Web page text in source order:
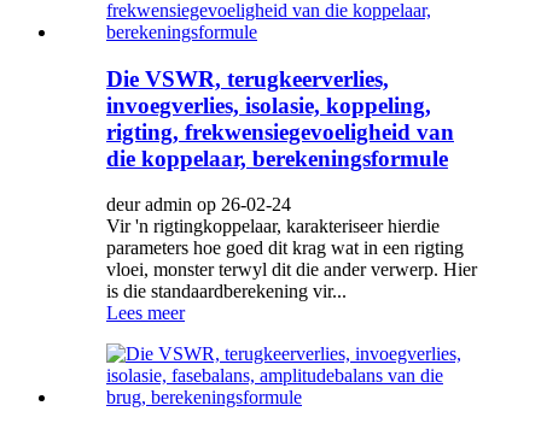
Die VSWR, terugkeerverlies,
invoegverlies, isolasie, koppeling,
rigting, frekwensiegevoeligheid van
die koppelaar, berekeningsformule
deur admin op 26-02-24
Vir 'n rigtingkoppelaar, karakteriseer hierdie
parameters hoe goed dit krag wat in een rigting
vloei, monster terwyl dit die ander verwerp. Hier
is die standaardberekening vir...
Lees meer